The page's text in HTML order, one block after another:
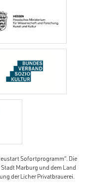
Sofortprogramm“. Die
Marburg und dem Land
der Licher Privatbrauerei.